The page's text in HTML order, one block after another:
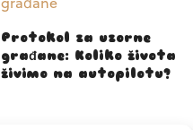
Protokol za uzorne
građane: Koliko života
živimo na autopilotu?